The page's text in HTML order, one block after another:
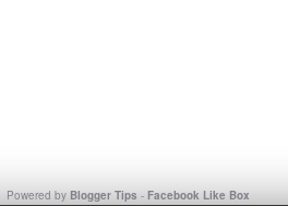
ιστολογιου
Powered by Blogger Tips - Facebook Like Box